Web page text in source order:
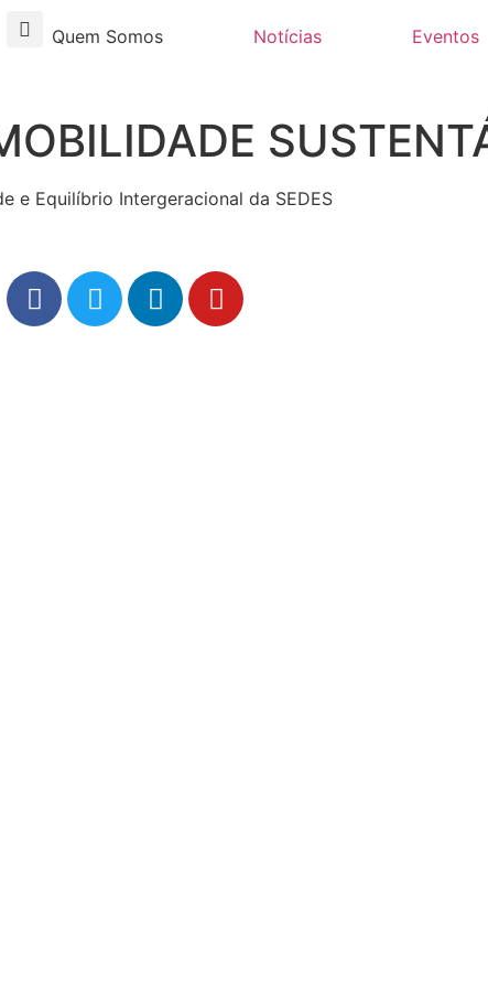
Quem Somos Notícias Eventos
e Equilíbrio Intergeracional da SEDES